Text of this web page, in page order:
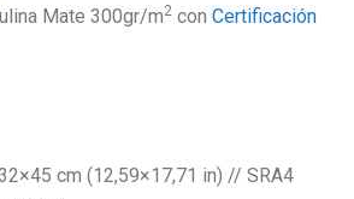
Mate 300gr/m2 con Certificación
cm (12,59×17,71 in) // SRA4